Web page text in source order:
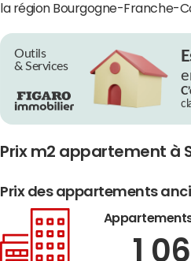
la région Bourgogne-Franche-
Outils
& Services
Prix m2 appartement à
Prix des appartements
1